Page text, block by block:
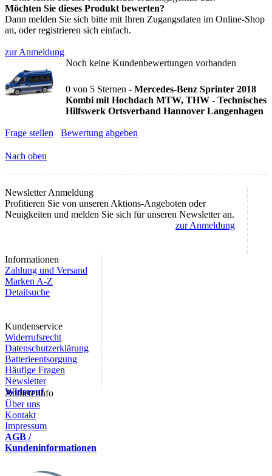
Möchten Sie dieses Produkt bewerten?
Dann melden Sie sich bitte mit Ihren Zugangsdaten im Online-Shop
an, oder registrieren sich einfach.
zur Anmeldung
Noch keine Kundenbewertungen vorhanden
0 von 5 Sternen - Mercedes-Benz Sprinter 2018
Kombi mit Hochdach MTW, THW - Technisches
Hilfswerk Ortsverband Hannover Langenhagen
Frage stellen Bewertung abgeben
Nach oben
Newsletter Anmeldung
Profitieren Sie von unseren Aktions-Angeboten oder
Neuigkeiten und melden Sie sich für unseren Newsletter an.
zur Anmeldung
Informationen
Zahlung und Versand
Marken A-Z
Detailsuche
Kundenservice
Widerrufsrecht
Datenschutzerklärung
Batterieentsorgung
Häufige Fragen
Newsletter
Widerruf
Anbieterinfo
Über uns
Kontakt
Impressum
AGB /
Kundeninformationen